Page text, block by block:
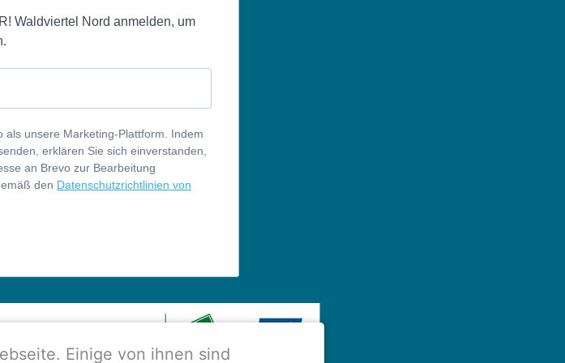
Waldviertel Nord anmelden, um
als unsere Marketing-Plattform. Indem
erklären Sie sich einverstanden,
an Brevo zur Bearbeitung
den Datenschutzrichtlinien von
Einige von ihnen sind